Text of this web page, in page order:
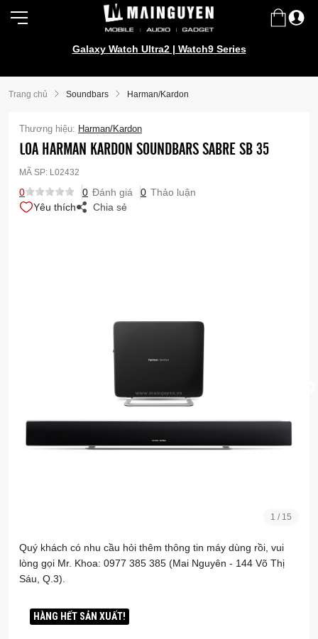
Galaxy Watch Ultra2 | Watch9 Series
Trang chủ Soundbars Harman/Kardon
Thương hiệu: Harman/Kardon
LOA HARMAN KARDON SOUNDBARS SABRE SB 35
MÃ SP: L02432
0 0 Đánh giá 0 Thảo luận
Yêu thích
Chia sẻ
1 / 15
Quý khách có nhu cầu hỏi thêm thông tin máy dùng rồi, vui
lòng gọi Mr. Khoa: 0977 385 385 (Mai Nguyên - 144 Võ Thị
Sáu, Q.3).
HÀNG HẾT SẢN XUẤT!